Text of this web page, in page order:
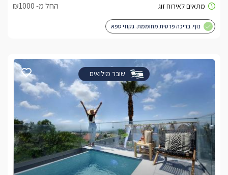
החל מ- ₪1000
נוף. בריכה פרטית מחוממת. גקוזי ספא
שובר מילואים